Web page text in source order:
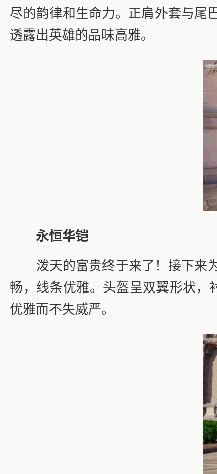
尽的韵律和生命力。正肩外套与尾
透露出英雄的品味高雅。
永恒华铠
泼天的富贵终于来了！接下来为
畅，线条优雅。头盔呈双翼形状，
优雅而不失威严。